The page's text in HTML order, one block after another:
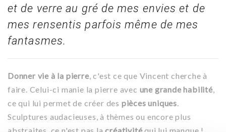
et de verre au gré de mes envies et de
mes rensentis parfois même de mes
fantasmes.
Donner vie à la pierre, c'est ce que Vincent cherche à
faire. Celui-ci manie la pierre avec une grande habilité,
ce qui lui permet de créer des pièces uniques.
Sculptures audacieuses, à thèmes ou encore plus